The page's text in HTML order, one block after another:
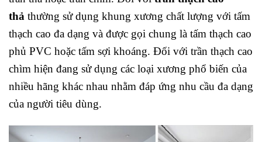
thả thường sử dụng khung xương chất lượng với tấm
thạch cao đa dạng và được gọi chung là tấm thạch cao
phủ PVC hoặc tấm sợi khoáng. Đối với trần thạch cao
chìm hiện đang sử dụng các loại xương phổ biến của
nhiều hãng khác nhau nhằm đáp ứng nhu cầu đa dạng
của người tiêu dùng.